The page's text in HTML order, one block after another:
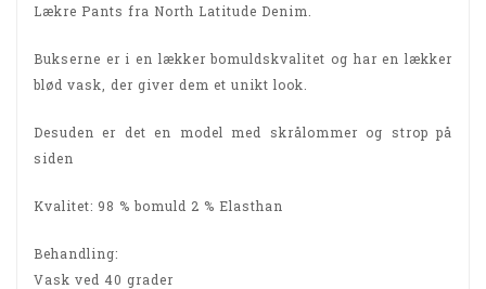
Lækre Pants fra North Latitude Denim.
Bukserne er i en lækker bomuldskvalitet og har en lækker
blød vask, der giver dem et unikt look.
Desuden er det en model med skrålommer og strop på
siden
Kvalitet: 98 % bomuld 2 % Elasthan
Behandling:
Vask ved 40 grader